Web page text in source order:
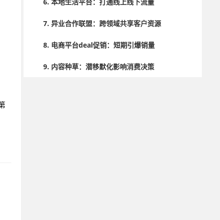
7. 异业合作联盟：跨领域共享客户资源
8. 电商平台deal促销：短期引爆销量
9. 内容种草：潜移默化影响消费决策